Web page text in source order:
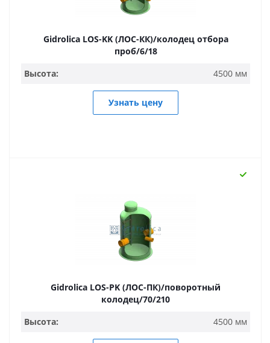
Gidrolica LOS-KK (ЛОС-КК)/колодец отбора
проб/6/18
Высота:
4500 мм
Узнать цену
Gidrolica LOS-PK (ЛОС-ПК)/поворотный
колодец/70/210
Высота:
4500 мм